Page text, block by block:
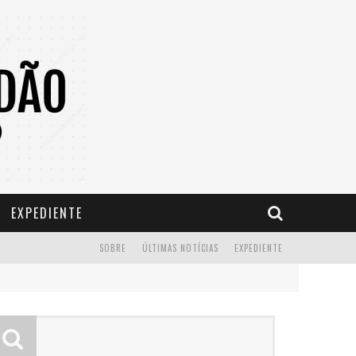
EXPEDIENTE
EXPEDIENTE
ÚLTIMAS NOTÍCIAS
SOBRE